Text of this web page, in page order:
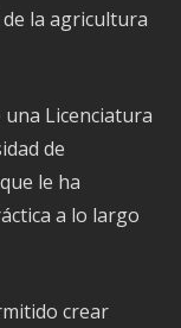
la agricultura
Licenciatura
de
le ha
a lo largo
crear